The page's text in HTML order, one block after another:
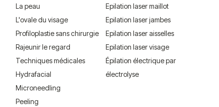
La peau
L'ovale du visage
Profiloplastie sans chirurgie
Rajeunir le regard
Techniques médicales
Hydrafacial
Microneedling
Peeling
Epilation laser maillot
Epilation laser jambes
Epilation laser aisselles
Epilation laser visage
Épilation électrique par
électrolyse